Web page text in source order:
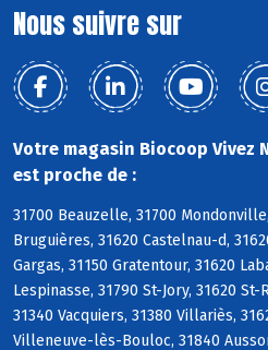
Nous suivre sur
Votre magasin Biocoop Vivez
est proche de :
31700 Beauzelle, 31700
Bruguières, 31620 Castelnau-d,
Gargas, 31150 Gratentour, 31620
Lespinasse, 31790 St-Jory, 31620 St-
31340 Vacquiers, 31380 Villariès,
Villeneuve-lès-Bouloc, 31840